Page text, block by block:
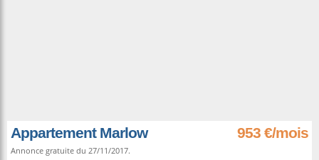
Appartement Marlow 953 €/mois
Annonce gratuite du 27/11/2017.